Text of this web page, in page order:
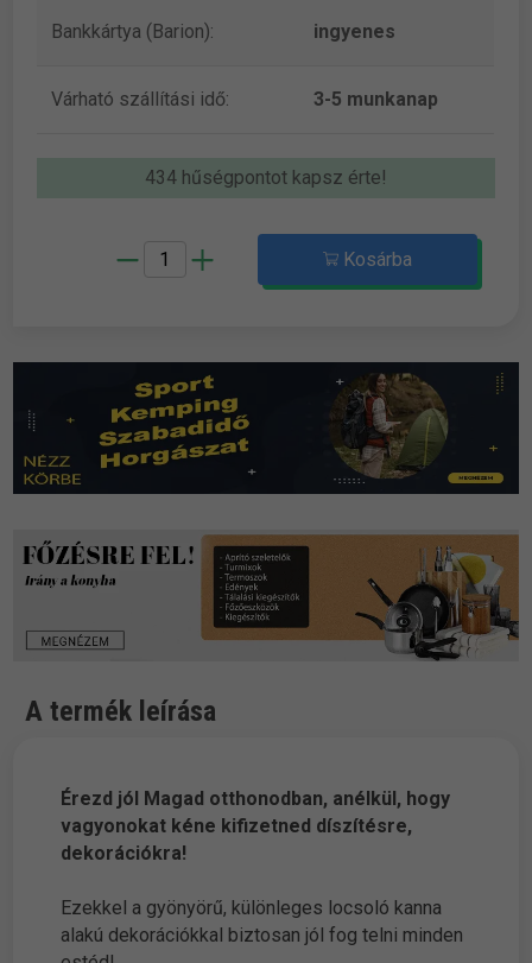
Bankkártya (Barion): ingyenes
Várható szállítási idő: 3-5 munkanap
434 hűségpontot kapsz érte!
Kosárba
A termék leírása
Érezd jól Magad otthonodban, anélkül, hogy
vagyonokat kéne kifizetned díszítésre,
dekorációkra!
Ezekkel a gyönyörű, különleges locsoló kanna
alakú dekorációkkal biztosan jól fog telni minden